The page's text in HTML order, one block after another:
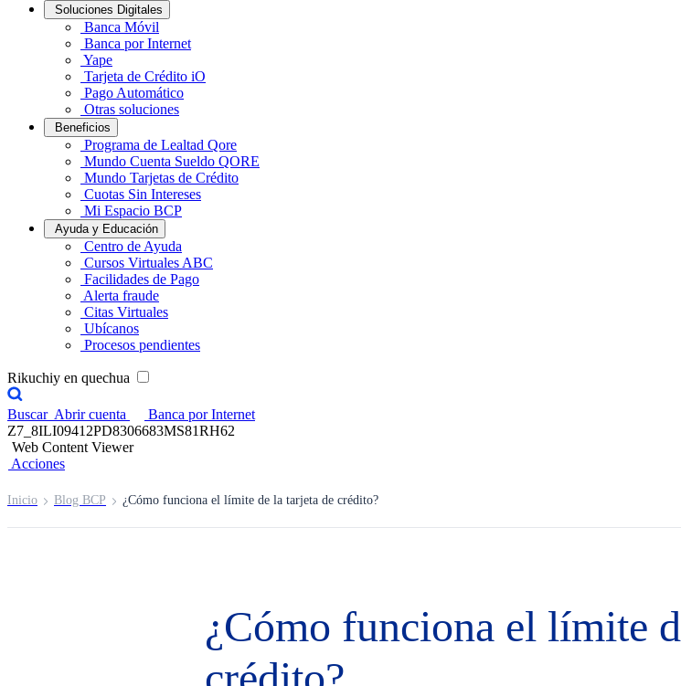
Soluciones Digitales
Banca Móvil
Banca por Internet
Yape
Tarjeta de Crédito iO
Pago Automático
Otras soluciones
Beneficios
Programa de Lealtad Qore
Mundo Cuenta Sueldo QORE
Mundo Tarjetas de Crédito
Cuotas Sin Intereses
Mi Espacio BCP
Ayuda y Educación
Centro de Ayuda
Cursos Virtuales ABC
Facilidades de Pago
Alerta fraude
Citas Virtuales
Ubícanos
Procesos pendientes
Rikuchiy en quechua
Buscar Abrir cuenta
Banca por Internet
Z7_8ILI09412PD8306683MS81RH62
Web Content Viewer
Acciones
Inicio Blog BCP ¿Cómo funciona el límite de la tarjeta de crédito?
¿Cómo funciona el límite